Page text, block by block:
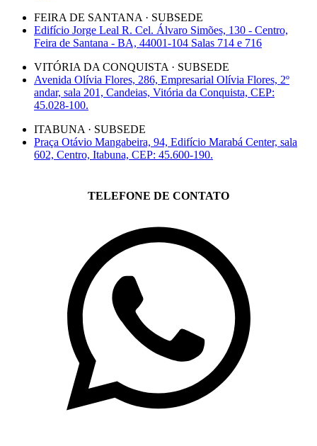
FEIRA DE SANTANA · SUBSEDE
Edifício Jorge Leal R. Cel. Álvaro Simões, 130 - Centro,
Feira de Santana - BA, 44001-104 Salas 714 e 716
VITÓRIA DA CONQUISTA · SUBSEDE
Avenida Olívia Flores, 286, Empresarial Olívia Flores, 2º
andar, sala 201, Candeias, Vitória da Conquista, CEP:
45.028-100.
ITABUNA · SUBSEDE
Praça Otávio Mangabeira, 94, Edifício Marabá Center, sala
602, Centro, Itabuna, CEP: 45.600-190.
TELEFONE DE CONTATO